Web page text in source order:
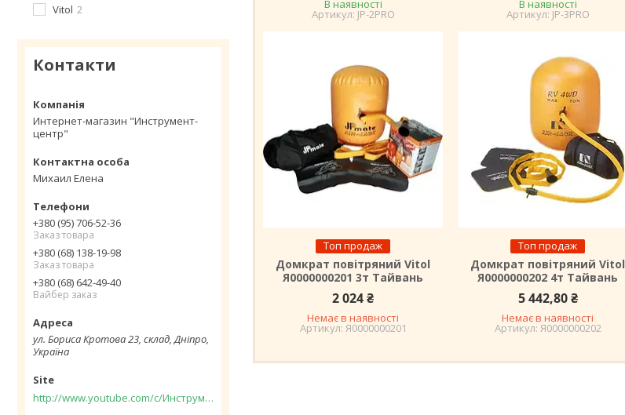
Vitol 2
Контакти
Интернет-магазин "Инструмент-
центр"
Михаил Елена
+380 (95) 706-52-36
Заказ товара
+380 (68) 138-19-98
Заказ товара
+380 (68) 642-49-40
Вайбер заказ
ул. Бориса Кротова 23, склад, Дніпро,
Україна
http://www.youtube.com/c/Инструментцентр12
В наявності
JP-2PRO
В наявності
JP-3PRO
Топ продаж
Домкрат повітряний Vitol
Я0000000201 3т Тайвань
2 024 ₴
Немає в наявності
Я0000000201
Топ продаж
Домкрат повітряний Vitol
Я0000000202 4т Тайвань
5 442,80 ₴
Немає в наявності
Я0000000202